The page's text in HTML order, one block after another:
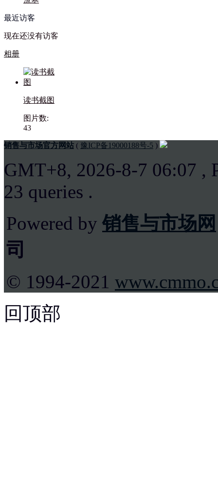
最近访客
现在还没有访客
相册
读书截图
图片数:
43
销售与市场官方网站 ( 豫ICP备19000188号-5 )
GMT+8, 2026-8-7 06:07 ,
23 queries .
Powered by销售与市场网
司
© 1994-2021
回顶部